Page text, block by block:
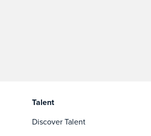
Talent
Discover Talent